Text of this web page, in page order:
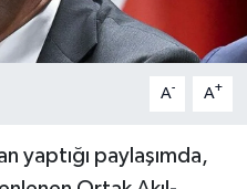
A- A+
yaptığı paylaşımda,